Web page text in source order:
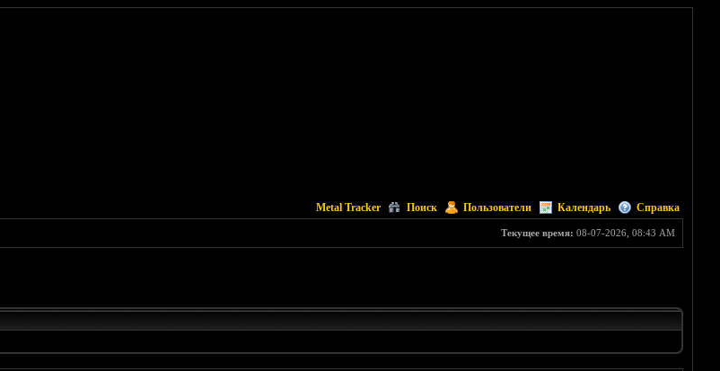
Metal Tracker Поиск Пользователи Календарь Справка
Текущее время: 08-07-2026, 08:43 AM